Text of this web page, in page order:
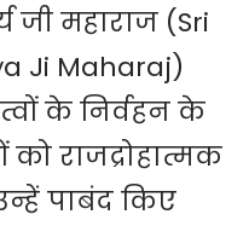
जी महाराज (Sri
Ji Maharaj)
के निर्वहन के
को राजद्रोहात्मक
पाबंद किए